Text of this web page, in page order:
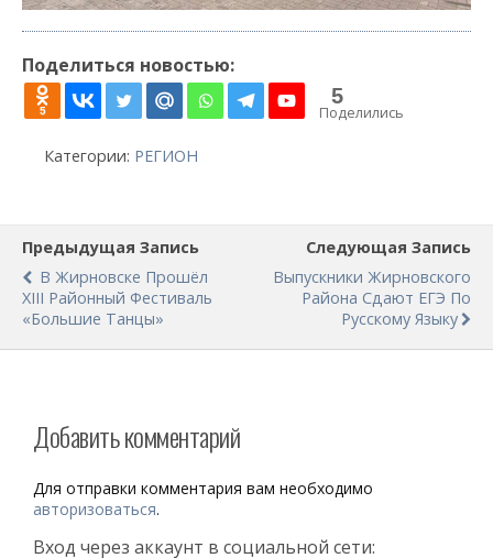
Поделиться новостью:
5
5
Поделились
Категории: РЕГИОН
Предыдущая Запись
В Жирновске Прошёл
XIII Районный Фестиваль
«Большие Танцы»
Следующая Запись
Выпускники Жирновского
Района Сдают ЕГЭ По
Русскому Языку
Добавить комментарий
Для отправки комментария вам необходимо
авторизоваться.
Вход через аккаунт в социальной сети: